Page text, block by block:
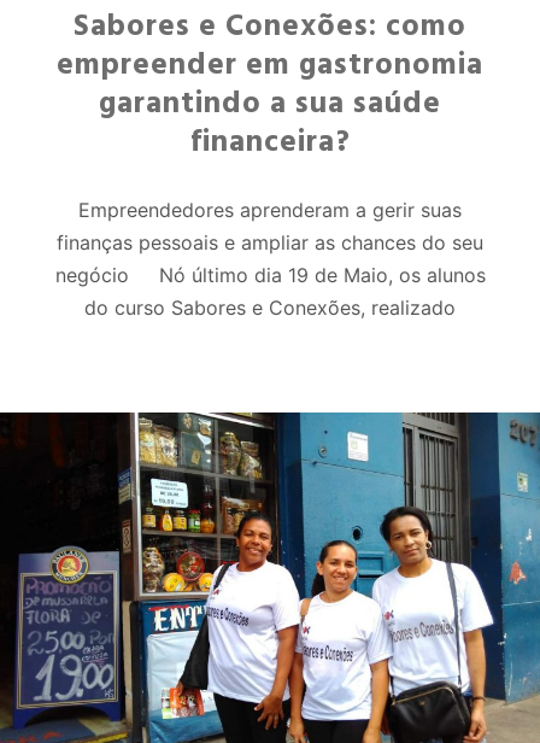
Sabores e Conexões: como
empreender em gastronomia
garantindo a sua saúde
financeira?
Empreendedores aprenderam a gerir suas
finanças pessoais e ampliar as chances do seu
negócio Nó último dia 19 de Maio, os alunos
do curso Sabores e Conexões, realizado